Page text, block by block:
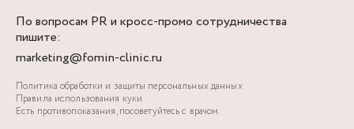
По вопросам PR и кросс-промо сотрудничества
пишите:
marketing@fomin-clinic.ru
Политика обработки и защиты персональных данных
Правила использования куки
Есть противопоказания, посоветуйтесь с врачом.